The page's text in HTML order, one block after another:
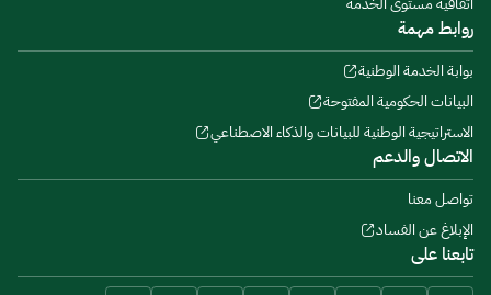
روابط مهمة
بوابة الخدمة الوطنية
البيانات الحكومية المفتوحة
الاستراتيجية الوطنية للبيانات والذكاء الاصطناعي
الاتصال والدعم
تواصل معنا
الإبلاغ عن الفساد
تابعنا على